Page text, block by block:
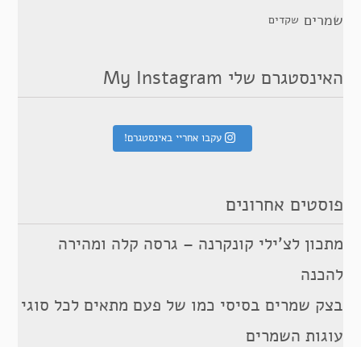
שמרים שקדים
האינסטגרם שלי My Instagram
עקבו אחריי באינסטגרם!
פוסטים אחרונים
מתכון לצ’ילי קונקרנה – גרסה קלה ומהירה
להכנה
בצק שמרים בסיסי כמו של פעם מתאים לכל סוגי
עוגות השמרים